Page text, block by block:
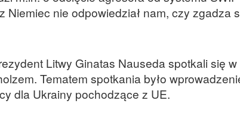
nie odpowiedział nam, czy zgadza
Litwy Ginatas Nauseda spotkali się
Tematem spotkania było
dla Ukrainy pochodzące z UE.